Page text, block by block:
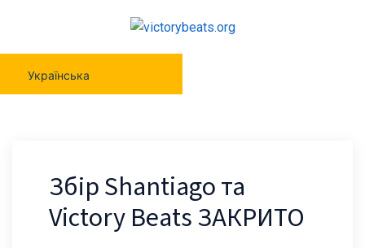
Українська
Збір Shantiago та
Victory Beats ЗАКРИТО